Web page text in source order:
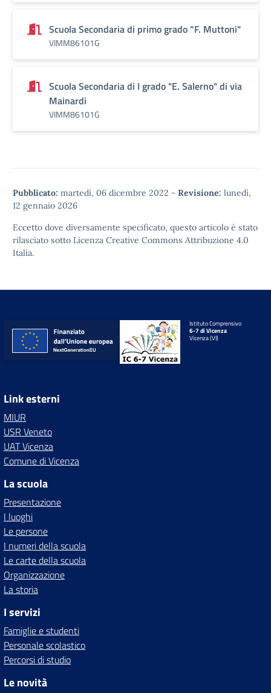
Scuola Secondaria di primo grado “F. Muttoni"
VIMM86101G
Scuola Secondaria di I grado "E. Salerno" di via
Mainardi
VIMM86101G
Pubblicato: martedì, 06 dicembre 2022 - Revisione: lunedì,
12 gennaio 2026
Eccetto dove diversamente specificato, questo articolo è stato
rilasciato sotto Licenza Creative Commons Attribuzione 4.0
Italia.
Istituto Comprensivo
6-7 di Vicenza
Vicenza (VI)
Link esterni
MIUR
USR Veneto
UAT Vicenza
Comune di Vicenza
La scuola
Presentazione
I luoghi
Le persone
I numeri della scuola
Le carte della scuola
Organizzazione
La storia
I servizi
Famiglie e studenti
Personale scolastico
Percorsi di studio
Le novità